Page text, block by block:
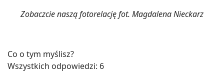
Zobaczcie naszą fotorelację fot. Magdalena Nieckarz
Co o tym myślisz?
Wszystkich odpowiedzi: 6